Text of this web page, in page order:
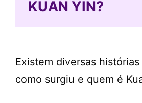
KUAN YIN?
Existem diversas
como surgiu e quem é